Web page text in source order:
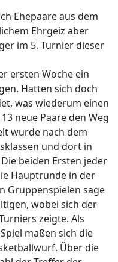
Ehepaare aus dem
Ehrgeiz aber
im 5. Turnier dieser
ersten Woche ein
Hatten sich doch
was wiederum einen
neue Paare den Weg
wurde nach dem
und dort in
beiden Ersten jeder
Hauptrunde in der
Gruppenspielen sage
wobei sich der
zeigte. Als
maßen sich die
Über die